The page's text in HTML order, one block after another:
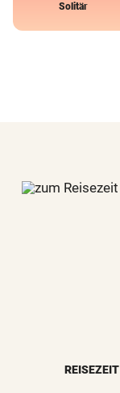
Solitär
REISEZEIT